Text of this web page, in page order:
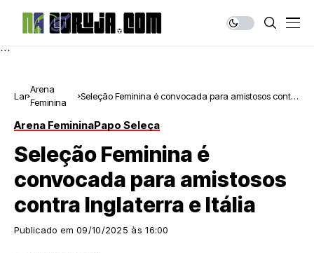
```
Lar
Arena
Feminina
Seleção Feminina é convocada para amistosos contra
Arena FemininaPapo Seleça
Seleção Feminina é
convocada para amistosos
contra Inglaterra e Itália
Publicado em 09/10/2025 às 16:00